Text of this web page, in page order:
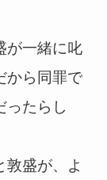
が一緒に叱
から同罪で
ったらし
敦盛が、よ